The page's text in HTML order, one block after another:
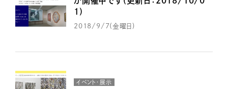
1)
2018/9/7(金曜日)
イベント・展示